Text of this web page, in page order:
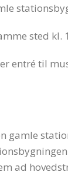
sted kl.
entré til
gamle
ad